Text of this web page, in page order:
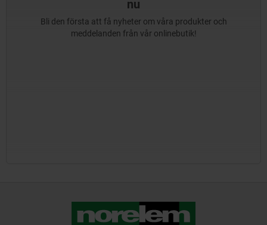
nu
Bli den första att få nyheter om våra produkter och
meddelanden från vår onlinebutik!